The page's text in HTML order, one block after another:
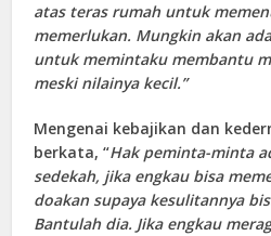
atas teras rumah untuk
memerlukan. Mungkin akan
untuk memintaku membantu
meski nilainya kecil.”
Mengenai kebajikan dan
berkata, “Hak peminta-minta
sedekah, jika engkau bisa
doakan supaya kesulitannya
Bantulah dia. Jika engkau